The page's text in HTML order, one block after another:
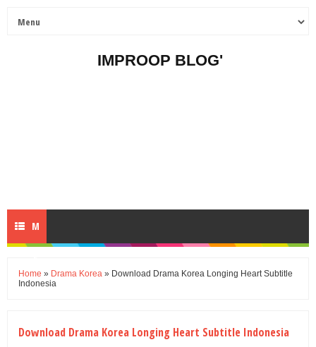
IMPROOP BLOG'
M
U
Home » Drama Korea » Download Drama Korea Longing Heart Subtitle
Indonesia
Download Drama Korea Longing Heart Subtitle Indonesia